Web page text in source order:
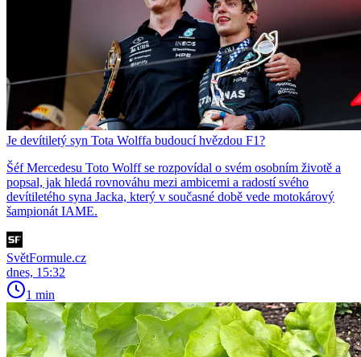
Je devítiletý syn Tota Wolffa budoucí hvězdou F1?
Šéf Mercedesu Toto Wolff se rozpovídal o svém osobním životě a
popsal, jak hledá rovnováhu mezi ambicemi a radostí svého
devítiletého syna Jacka, který v současné době vede motokárový
šampionát IAME.
SvětFormule.cz
dnes, 15:32
1 min